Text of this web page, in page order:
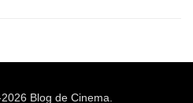
Blog de Cinema.